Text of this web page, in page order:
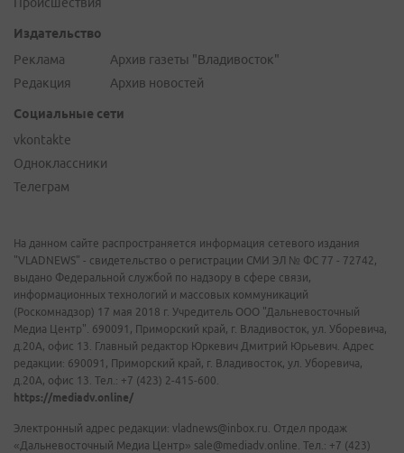
Происшествия
Издательство
Реклама
Редакция
Архив газеты "Владивосток"
Архив новостей
Социальные сети
vkontakte
Одноклассники
Телеграм
На данном сайте распространяется информация сетевого издания
"VLADNEWS" - свидетельство о регистрации СМИ ЭЛ № ФС 77 - 72742,
выдано Федеральной службой по надзору в сфере связи,
информационных технологий и массовых коммуникаций
(Роскомнадзор) 17 мая 2018 г. Учредитель ООО "Дальневосточный
Медиа Центр". 690091, Приморский край, г. Владивосток, ул. Уборевича,
д.20А, офис 13. Главный редактор Юркевич Дмитрий Юрьевич. Адрес
редакции: 690091, Приморский край, г. Владивосток, ул. Уборевича,
д.20А, офис 13. Тел.: +7 (423) 2-415-600.
https://mediadv.online/
Электронный адрес редакции: vladnews@inbox.ru. Отдел продаж
«Дальневосточный Медиа Центр» sale@mediadv.online. Тел.: +7 (423)